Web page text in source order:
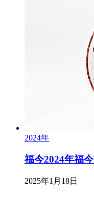
2024年
福今2024年福
2025年1月18日